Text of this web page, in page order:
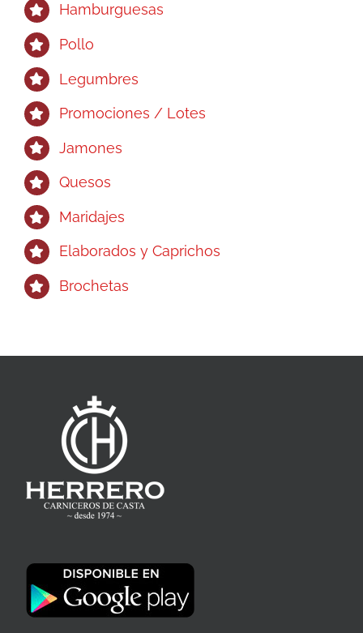
Hamburguesas
Pollo
Legumbres
Promociones / Lotes
Jamones
Quesos
Maridajes
Elaborados y Caprichos
Brochetas